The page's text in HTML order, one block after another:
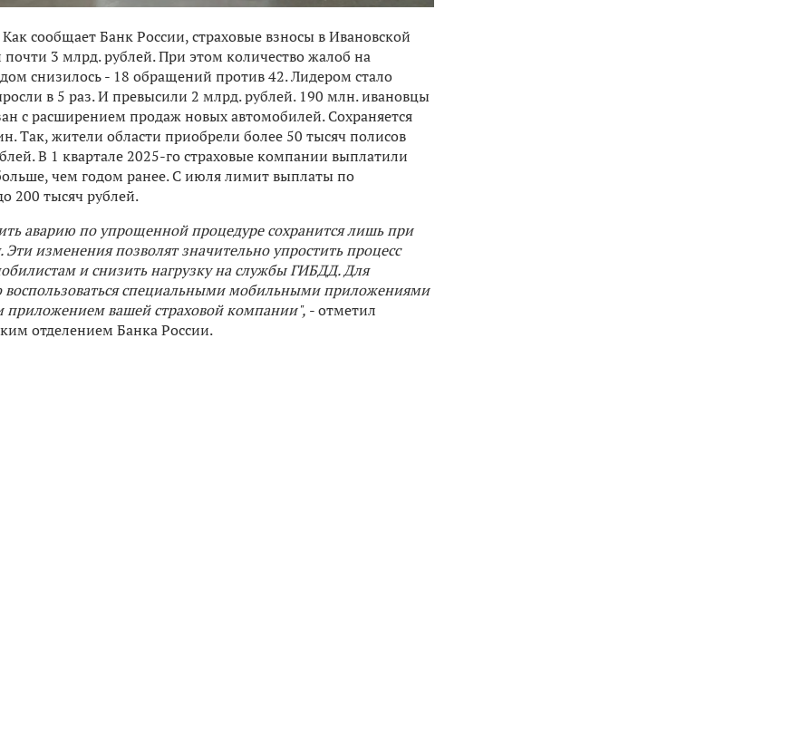
сообщает Банк России, страховые взносы в Ивановской
почти 3 млрд. рублей. При этом количество жалоб на
снизилось - 18 обращений против 42. Лидером стало
в 5 раз. И превысили 2 млрд. рублей. 190 млн. ивановцы
с расширением продаж новых автомобилей. Сохраняется
Так, жители области приобрели более 50 тысяч полисов
В 1 квартале 2025-го страховые компании выплатили
чем годом ранее. С июля лимит выплаты по
200 тысяч рублей.
аварию по упрощенной процедуре сохранится лишь при
изменения позволят значительно упростить процесс
и снизить нагрузку на службы ГИБДД. Для
специальными мобильными приложениями
вашей страховой компании", - отметил
отделением Банка России.